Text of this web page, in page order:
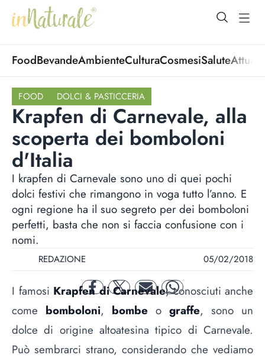
open
FoodBevandeAmbienteCulturaCosmesiSalute
FOOD DOLCI & PASTICCERIA
Krapfen di Carnevale, alla
scoperta dei bomboloni
d'Italia
I krapfen di Carnevale sono uno di quei pochi
dolci festivi che rimangono in voga tutto l’anno. E
ogni regione ha il suo segreto per dei bomboloni
perfetti, basta che non si faccia confusione con i
nomi.
REDAZIONE 05/02/2018
facebooktwitter mail whatsapp
I famosi Krapfen di Carnevale, conosciuti anche
come bomboloni, bombe o graffe, sono un
dolce di origine altoatesina tipico di Carnevale.
Può sembrarci strano, considerando che vediamo